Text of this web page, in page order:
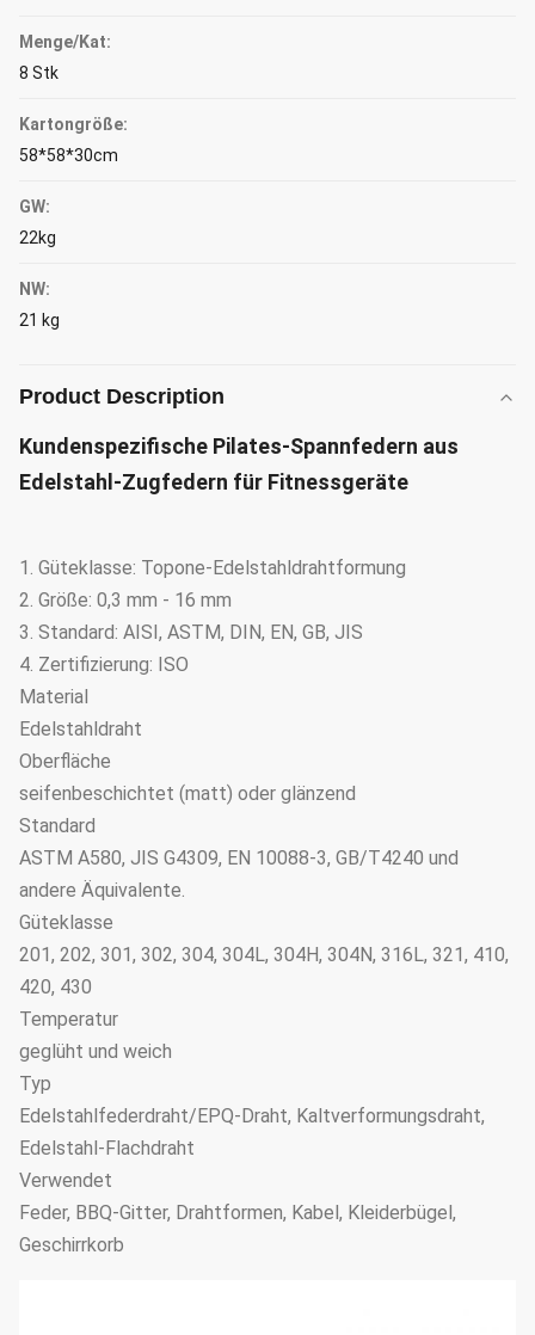
Menge/Kat:
8 Stk
Kartongröße:
58*58*30cm
GW:
22kg
NW:
21 kg
Product Description
Kundenspezifische Pilates-Spannfedern aus
Edelstahl-Zugfedern für Fitnessgeräte
1. Güteklasse: Topone-Edelstahldrahtformung
2. Größe: 0,3 mm - 16 mm
3. Standard: AISI, ASTM, DIN, EN, GB, JIS
4. Zertifizierung: ISO
Material
Edelstahldraht
Oberfläche
seifenbeschichtet (matt) oder glänzend
Standard
ASTM A580, JIS G4309, EN 10088-3, GB/T4240 und
andere Äquivalente.
Güteklasse
201, 202, 301, 302, 304, 304L, 304H, 304N, 316L, 321, 410,
420, 430
Temperatur
geglüht und weich
Typ
Edelstahlfederdraht/EPQ-Draht, Kaltverformungsdraht,
Edelstahl-Flachdraht
Verwendet
Feder, BBQ-Gitter, Drahtformen, Kabel, Kleiderbügel,
Geschirrkorb